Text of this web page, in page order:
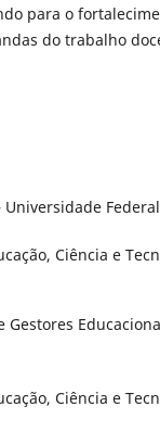
para o
do trabalho
Ciência e
Gestores
Ciência e